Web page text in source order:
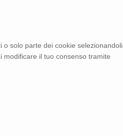
di raggiungere gli scopi
tramite l’utilizzo di Cookie)
interagisce con questo Sito
solo parte dei cookie selezionandoli.
modificare il tuo consenso tramite